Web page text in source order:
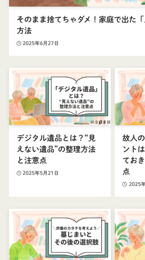
そのまま捨てちゃダメ！家庭で出た
方法
2025年6月27日
デジタル遺品とは？“見
えない遺品”の整理方法
と注意点
2025年5月21日
故人
ント
てお
点
2025